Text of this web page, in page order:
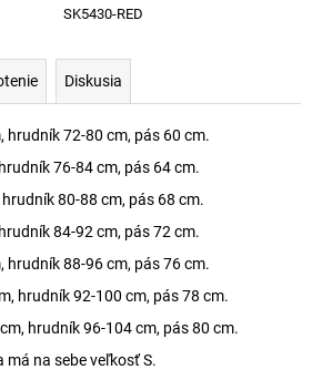
SK5430-RED
Diskusia
hrudník 72-80 cm, pás 60 cm.
76-84 cm, pás 64 cm.
80-88 cm, pás 68 cm.
84-92 cm, pás 72 cm.
hrudník 88-96 cm, pás 76 cm.
hrudník 92-100 cm, pás 78 cm.
hrudník 96-104 cm, pás 80 cm.
má na sebe veľkosť S.